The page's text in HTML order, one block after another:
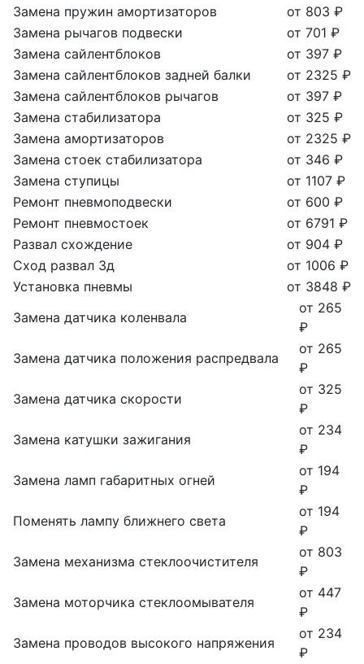
Замена пружин амортизаторов
от 803 ₽
Замена рычагов подвески
от 701 ₽
Замена сайлентблоков
от 397 ₽
Замена сайлентблоков задней балки
от 2325 ₽
Замена сайлентблоков рычагов
от 397 ₽
Замена стабилизатора
от 325 ₽
Замена амортизаторов
от 2325 ₽
Замена стоек стабилизатора
от 346 ₽
Замена ступицы
от 1107 ₽
Ремонт пневмоподвески
от 600 ₽
Ремонт пневмостоек
от 6791 ₽
Развал схождение
от 904 ₽
Сход развал 3д
от 1006 ₽
Установка пневмы
от 3848 ₽
Замена датчика коленвала
от 265
₽
Замена датчика положения распредвала
от 265
₽
Замена датчика скорости
от 325
₽
Замена катушки зажигания
от 234
₽
Замена ламп габаритных огней
от 194
₽
Поменять лампу ближнего света
от 194
₽
Замена механизма стеклоочистителя
от 803
₽
Замена моторчика стеклоомывателя
от 447
₽
Замена проводов высокого напряжения
от 234
₽